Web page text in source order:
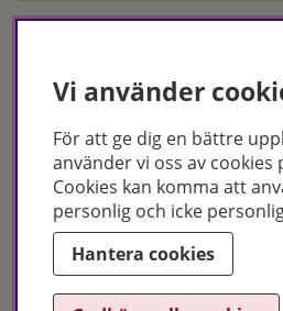
Hudoteket erbjuder ett noga utvalt
makeup – både online och i butik. Med
utbildade hudterapeuter hjälper vi dig att
behandlingar för just dina behov. Handla
besök oss i Jönköping och Malmö.
Copyright © Hudoteket 2025
Vi använder
För att ge dig en bättre
använder vi oss av cookies
Cookies kan komma att
personlig och icke
Hantera cookies